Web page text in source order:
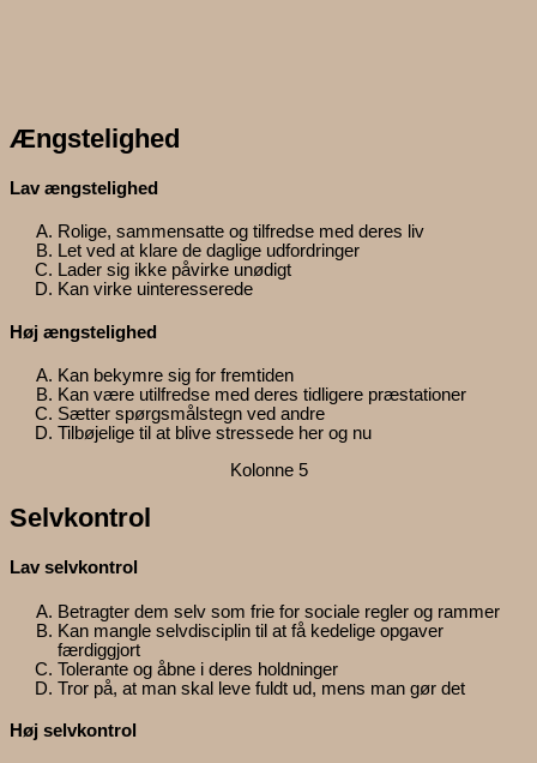
Ængstelighed
Lav ængstelighed
Rolige, sammensatte og tilfredse med deres liv
Let ved at klare de daglige udfordringer
Lader sig ikke påvirke unødigt
Kan virke uinteresserede
Høj ængstelighed
Kan bekymre sig for fremtiden
Kan være utilfredse med deres tidligere præstationer
Sætter spørgsmålstegn ved andre
Tilbøjelige til at blive stressede her og nu
Kolonne 5
Selvkontrol
Lav selvkontrol
Betragter dem selv som frie for sociale regler og rammer
Kan mangle selvdisciplin til at få kedelige opgaver
færdiggjort
Tolerante og åbne i deres holdninger
Tror på, at man skal leve fuldt ud, mens man gør det
Høj selvkontrol